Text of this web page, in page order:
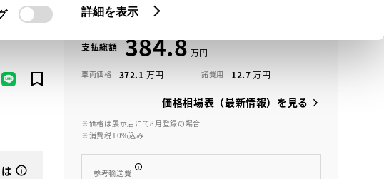
詳細を表示
支払総額 384.8
車両価格 372.1 諸費用 12.7
価格相場表（最新情報）を見る
※価格は展示店にて8月登録の場合
※消費税10%込み
参考輸送費